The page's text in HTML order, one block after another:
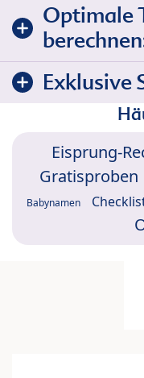
Optimale
Exklusive
Eisprung-
Gratisproben
Babynamen